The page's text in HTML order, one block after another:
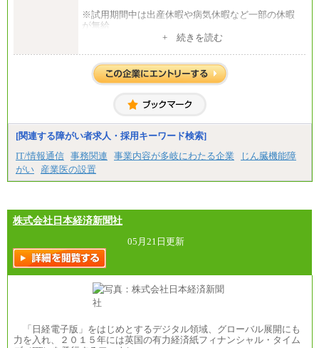
※試用期間中は出産休暇や病気休暇など一部の休暇
が無給
円
【事務（総務業務）】有期社員 ：月給 201,550円
+ 続きを読む
[関連する障がい者求人・採用キーワード検索]
IT/情報通信 事務関連 事業内容が多岐にわたる企業
じん臓機能障
がい
産業医の設置
株式会社日本経済新聞社
05月21日更新
「日経電子版」をはじめとするデジタル領域、グローバル展開にも
力を入れ、２０１５年には英国の有力経済紙フィナンシャル・タイム